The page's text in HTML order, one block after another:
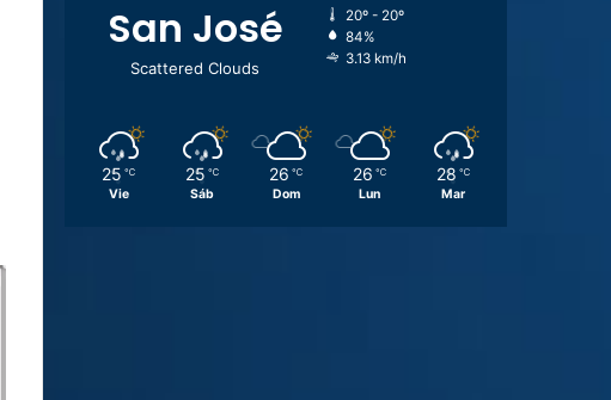
San José
Scattered Clouds
20º - 20º
84%
3.13 km/h
25 ℃
Vie
25 ℃
Sáb
26 ℃
Dom
26 ℃
Lun
28 ℃
Mar